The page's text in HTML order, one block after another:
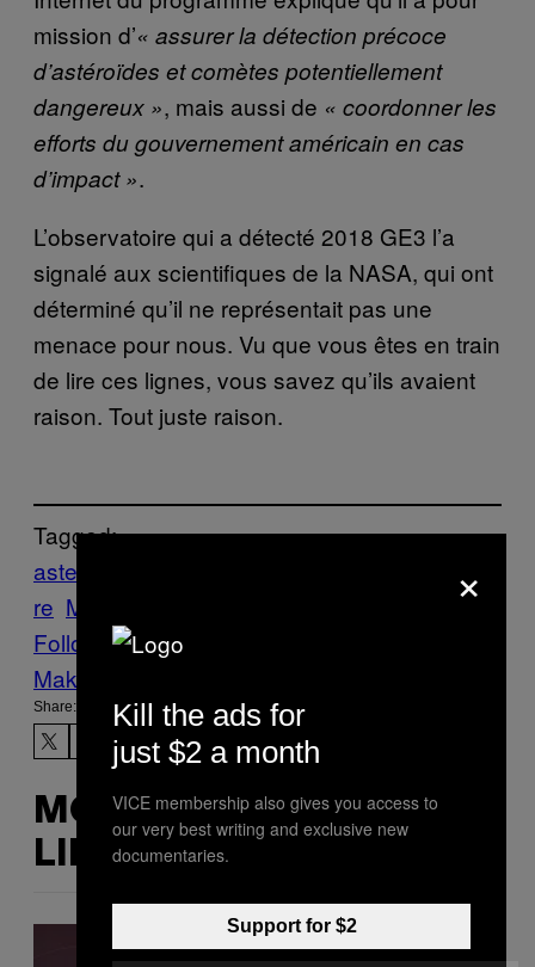
mission d’« assurer la détection précoce
d’astéroïdes et comètes potentiellement
dangereux », mais aussi de « coordonner les
efforts du gouvernement américain en cas
d’impact ».
L’observatoire qui a détecté 2018 GE3 l’a
signalé aux scientifiques de la NASA, qui ont
déterminé qu’il ne représentait pas une
menace pour nous. Vu que vous êtes en train
de lire ces lignes, vous savez qu’ils avaient
raison. Tout juste raison.
Tagged:
asteroide
re Motherboard
Follow Us On Discover
Make Us Preferred In Top Stories
Share:
MORE
LIKE THIS
×
Kill the ads for
just $2 a month
VICE membership also gives you access to
our very best writing and exclusive new
documentaries.
Support for $2